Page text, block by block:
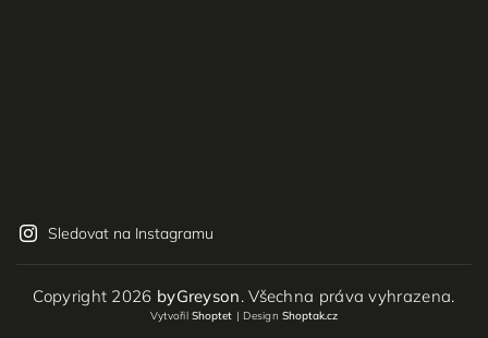
Sledovat na Instagramu
Copyright 2026 byGreyson. Všechna práva vyhrazena.
VytvořilShoptet | DesignShoptak.cz